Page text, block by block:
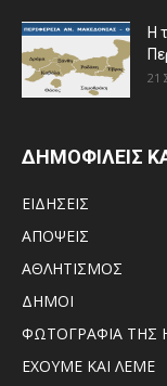
Η
21
ΔΗΜΟΦΙΛΕΙΣ
ΕΙΔΗΣΕΙΣ
ΑΠΟΨΕΙΣ
ΑΘΛΗΤΙΣΜΟΣ
ΔΗΜΟΙ
ΦΩΤΟΓΡΑΦΙΑ ΤΗΣ
ΕΧΟΥΜΕ ΚΑΙ ΛΕΜΕ